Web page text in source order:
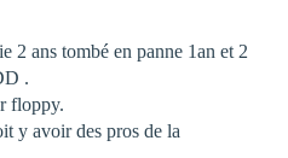
2 ans tombé en panne 1an et 2
.
floppy.
y avoir des pros de la